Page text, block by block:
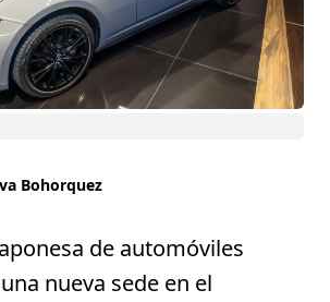
Bohorquez
de automóviles
nueva sede en el